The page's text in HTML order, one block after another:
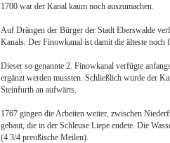
1700 war der Kanal kaum noch auszumachen.
Auf Drängen der Bürger der Stadt Eberswalde
Kanals. Der Finowkanal ist damit die älteste noch
Dieser so genannte 2. Finowkanal verfügte
ergänzt werden mussten. Schließlich wurde der
Steinfurth an aufwärts.
1767 gingen die Arbeiten weiter, zwischen
gebaut, die in der Schleuse Liepe endete. Die
(4 3/4 preußische Meilen).